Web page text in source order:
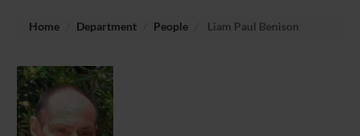
Home Department People Liam Paul Benison